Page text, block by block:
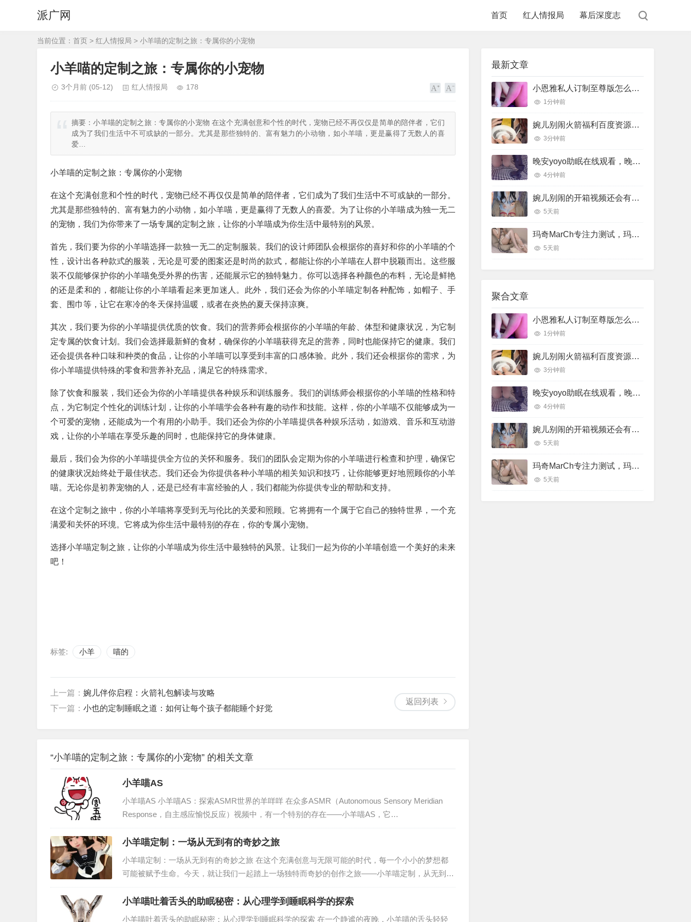
派广网 首页 红人情报局 幕后深度志
当前位置： 首页 > 红人情报局 > 小羊喵的定制之旅：专属你的小宠物
小羊喵的定制之旅：专属你的小宠物
3个月前 (05-12) 红人情报局 178
摘要：小羊喵的定制之旅：专属你的小宠物 在这个充满创意和个性的时代，宠物已经不再仅仅是简单的陪伴者，它们
成为了我们生活中不可或缺的一部分。尤其是那些独特的、富有魅力的小动物，如小羊喵，更是赢得了无数人的喜
爱…
小羊喵的定制之旅：专属你的小宠物
在这个充满创意和个性的时代，宠物已经不再仅仅是简单的陪伴者，它们成为了我们生活中不可或缺的一部分。
尤其是那些独特的、富有魅力的小动物，如小羊喵，更是赢得了无数人的喜爱。为了让你的小羊喵成为独一无二
的宠物，我们为你带来了一场专属的定制之旅，让你的小羊喵成为你生活中最特别的风景。
首先，我们要为你的小羊喵选择一款独一无二的定制服装。我们的设计师团队会根据你的喜好和你的小羊喵的个
性，设计出各种款式的服装，无论是可爱的图案还是时尚的款式，都能让你的小羊喵在人群中脱颖而出。这些服
装不仅能够保护你的小羊喵免受外界的伤害，还能展示它的独特魅力。你可以选择各种颜色的布料，无论是鲜艳
的还是柔和的，都能让你的小羊喵看起来更加迷人。此外，我们还会为你的小羊喵定制各种配饰，如帽子、手
套、围巾等，让它在寒冷的冬天保持温暖，或者在炎热的夏天保持凉爽。
其次，我们要为你的小羊喵提供优质的饮食。我们的营养师会根据你的小羊喵的年龄、体型和健康状况，为它制
定专属的饮食计划。我们会选择最新鲜的食材，确保你的小羊喵获得充足的营养，同时也能保持它的健康。我们
还会提供各种口味和种类的食品，让你的小羊喵可以享受到丰富的口感体验。此外，我们还会根据你的需求，为
你小羊喵提供特殊的零食和营养补充品，满足它的特殊需求。
除了饮食和服装，我们还会为你的小羊喵提供各种娱乐和训练服务。我们的训练师会根据你的小羊喵的性格和特
点，为它制定个性化的训练计划，让你的小羊喵学会各种有趣的动作和技能。这样，你的小羊喵不仅能够成为一
个可爱的宠物，还能成为一个有用的小助手。我们还会为你的小羊喵提供各种娱乐活动，如游戏、音乐和互动游
戏，让你的小羊喵在享受乐趣的同时，也能保持它的身体健康。
最后，我们会为你的小羊喵提供全方位的关怀和服务。我们的团队会定期为你的小羊喵进行检查和护理，确保它
的健康状况始终处于最佳状态。我们还会为你提供各种小羊喵的相关知识和技巧，让你能够更好地照顾你的小羊
喵。无论你是初养宠物的人，还是已经有丰富经验的人，我们都能为你提供专业的帮助和支持。
在这个定制之旅中，你的小羊喵将享受到无与伦比的关爱和照顾。它将拥有一个属于它自己的独特世界，一个充
满爱和关怀的环境。它将成为你生活中最特别的存在，你的专属小宠物。
选择小羊喵定制之旅，让你的小羊喵成为你生活中最独特的风景。让我们一起为你的小羊喵创造一个美好的未来
吧！
标签: 小羊 喵的
返回列表
上一篇： 婉儿伴你启程：火箭礼包解读与攻略
下一篇： 小也的定制睡眠之道：如何让每个孩子都能睡个好觉
“小羊喵的定制之旅：专属你的小宠物” 的相关文章
小羊喵AS
小羊喵AS 小羊喵AS：探索ASMR世界的羊咩咩 在众多ASMR（Autonomous Sensory Meridian
Response，自主感应愉悦反应）视频中，有一个特别的存在——小羊喵AS，它…
小羊喵定制：一场从无到有的奇妙之旅
小羊喵定制：一场从无到有的奇妙之旅 在这个充满创意与无限可能的时代，每一个小小的梦想都
可能被赋予生命。今天，就让我们一起踏上一场独特而奇妙的创作之旅——小羊喵定制，从无到有
的蜕变过程，将带你领略一个关…
小羊喵吐着舌头的助眠秘密：从心理学到睡眠科学的探索
小羊喵吐着舌头的助眠秘密：从心理学到睡眠科学的探索 在一个静谧的夜晚，小羊喵的舌头轻轻
最新文章
小恩雅私人订制至尊版怎么样，小恩雅在哪里直播
1分钟前
婉儿别闹火箭福利百度资源，婉儿别闹火箭收费视频在线
3分钟前
晚安yoyo助眠在线观看，晚安助眠音乐
4分钟前
婉儿别闹的开箱视频还会有吗，婉儿别闹开箱视频在线
5天前
玛奇MarCh专注力测试，玛奇March专注力助眠视频
5天前
聚合文章
小恩雅私人订制至尊版怎么样，小恩雅在哪里直播
1分钟前
婉儿别闹火箭福利百度资源，婉儿别闹火箭收费视频在线
3分钟前
晚安yoyo助眠在线观看，晚安助眠音乐
4分钟前
婉儿别闹的开箱视频还会有吗，婉儿别闹开箱视频在线
5天前
玛奇MarCh专注力测试，玛奇March专注力助眠视频
5天前